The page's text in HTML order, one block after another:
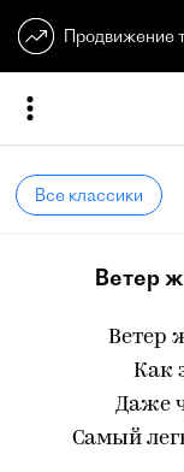
Продвижение
Все классики
Ветер
Ветер
Как
Даже
Самый